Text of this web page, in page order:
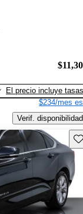
El precio incluye tasas
$234/mes
Verif. disponibilidad